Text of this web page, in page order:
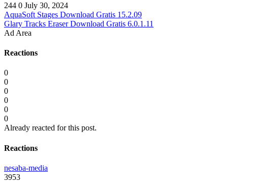
244 0 July 30, 2024
AquaSoft Stages Download Gratis 15.2.09
Glary Tracks Eraser Download Gratis 6.0.1.11
Ad Area
Reactions
0
0
0
0
0
0
Already reacted for this post.
Reactions
nesaba-media
3953